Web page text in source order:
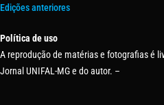
Edições anteriores
Política de uso
A reprodução de matérias e fotografias é
Jornal UNIFAL-MG e do autor. –